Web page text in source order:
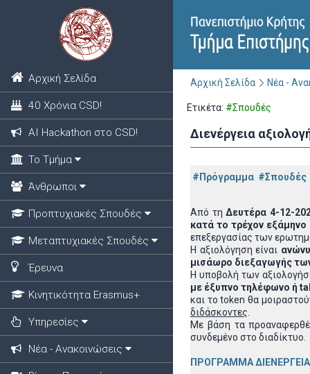
Αρχική Σελίδα
40 Χρόνια CSD!
ΑΙ Hackathon στο CSD!
Το Τμήμα
Άνθρωποι
Προπτυχιακές Σπουδές
Μεταπτυχιακές Σπουδές
Έρευνα
Κινητικότητα Erasmus+
Υπηρεσίες
Νέα - Ανακοινώσεις
Αρχική Σελίδα Νέα -
Ετικέτα: #Σπουδές
Διενέργεια
#Πρόγραμμα #Σπουδές
Από τηΔευτέρα 4-12-
κατά το τρέχον
επεξεργασίας των
Η αξιολόγηση είναι
μισάωρο διεξαγωγής
Η υποβολή των
με έξυπνο τηλέφωνο ή
και το token θα
διδάσκοντες
Με βάση τα
συνδεμένο στο διαδίκτυο.
ΠΡΟΓΡΑΜΜΑ